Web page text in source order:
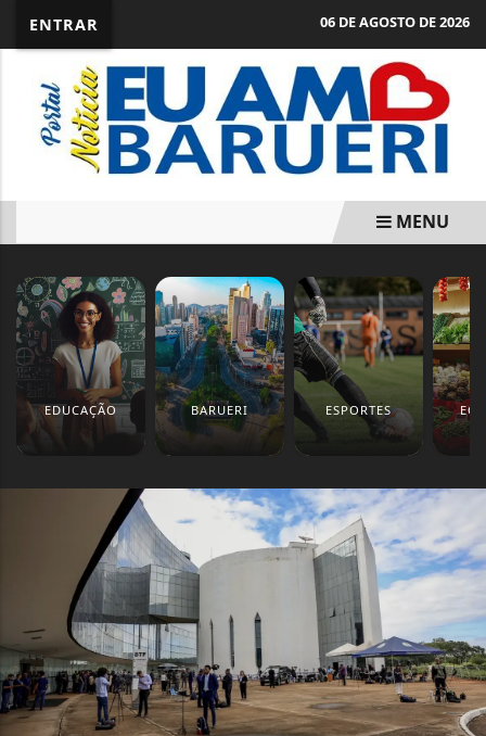
ENTRAR 06 DE AGOSTO DE 2026
MENU
EDUCAÇÃO BARUERI ESPORTES